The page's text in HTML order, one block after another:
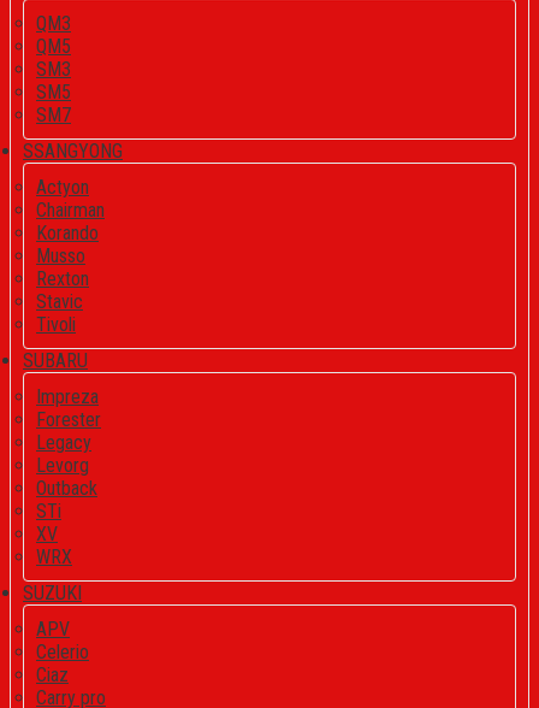
QM3
QM5
SM3
SM5
SM7
SSANGYONG
Actyon
Chairman
Korando
Musso
Rexton
Stavic
Tivoli
SUBARU
Impreza
Forester
Legacy
Levorg
Outback
STi
XV
WRX
SUZUKI
APV
Celerio
Ciaz
Carry pro